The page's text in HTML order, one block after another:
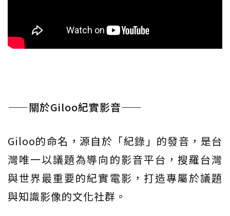
——關於Giloo紀實影音——
Giloo的命名，源自於「紀錄」的發音，是台
灣唯一以議題為導向的影音平台，搜羅台灣
與世界最重要的紀實電影，打造專屬於議題
與知識影像的文化社群。